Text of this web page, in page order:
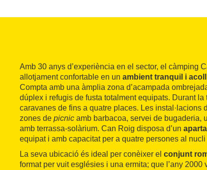
Amb 30 anys d’experiència en el sector, el càmping
allotjament confortable en un ambient tranquil i
Compta amb una àmplia zona d’acampada
dúplex i refugis de fusta totalment equipats. Durant la
caravanes de fins a quatre places. Les instal·lacions
zones de picnic amb barbacoa, servei de bugaderia,
amb terrassa-solàrium. Can Roig disposa d’un
equipat i amb capacitat per a quatre persones al
La seva ubicació és ideal per conèixer el conjunt
format per vuit esglésies i una ermita; que l’any 2000